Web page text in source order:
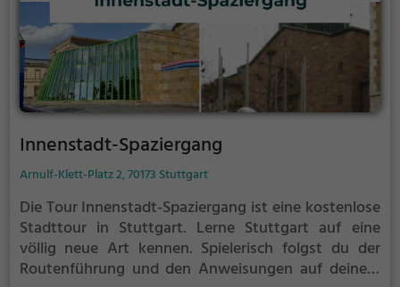
Innenstadt-Spaziergang
Arnulf-Klett-Platz 2, 70173 Stuttgart
Die Tour Innenstadt-Spaziergang ist eine kostenlose
Stadttour in Stuttgart. Lerne Stuttgart auf eine
völlig neue Art kennen. Spielerisch folgst du der
Routenführung und den Anweisungen auf deinem